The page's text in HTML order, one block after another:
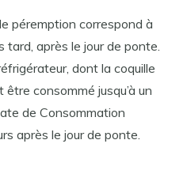
péremption correspond à
tard, après le jour de ponte.
dont la coquille
consommé jusqu’à un
de Consommation
après le jour de ponte.